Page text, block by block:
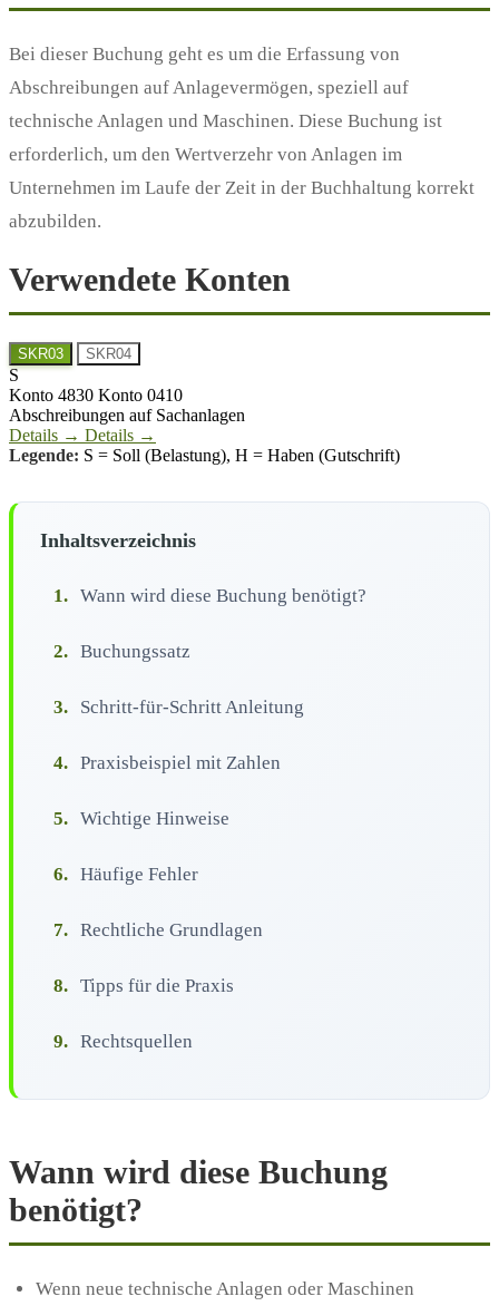
Bei dieser Buchung geht es um die Erfassung von
Abschreibungen auf Anlagevermögen, speziell auf
technische Anlagen und Maschinen. Diese Buchung ist
erforderlich, um den Wertverzehr von Anlagen im
Unternehmen im Laufe der Zeit in der Buchhaltung korrekt
abzubilden.
Verwendete Konten
SKR03 SKR04
S
Konto 4830 Konto 0410
Abschreibungen auf Sachanlagen
Details → Details →
Legende: S = Soll (Belastung), H = Haben (Gutschrift)
Inhaltsverzeichnis
1. Wann wird diese Buchung benötigt?
2. Buchungssatz
3. Schritt-für-Schritt Anleitung
4. Praxisbeispiel mit Zahlen
5. Wichtige Hinweise
6. Häufige Fehler
7. Rechtliche Grundlagen
8. Tipps für die Praxis
9. Rechtsquellen
Wann wird diese Buchung
benötigt?
Wenn neue technische Anlagen oder Maschinen